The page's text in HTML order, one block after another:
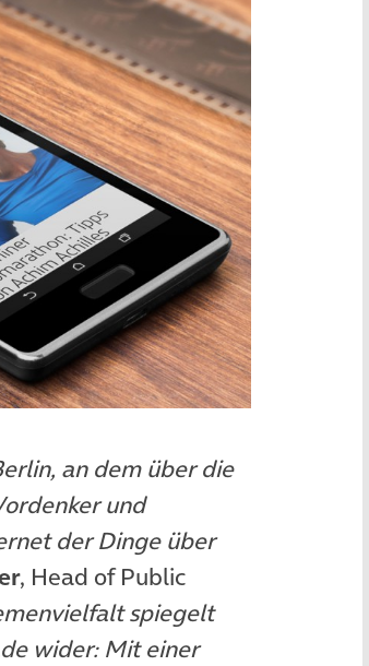
an dem über die
und
der Dinge über
, Head of Public
spiegelt
wider: Mit einer